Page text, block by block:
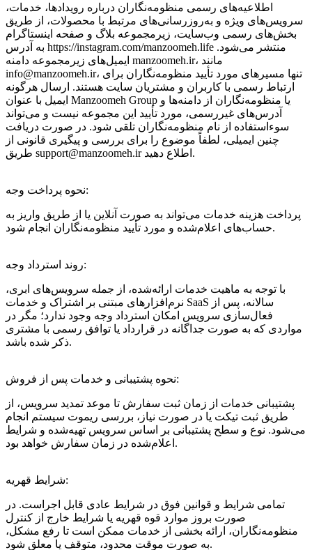
اطلاعیه‌های رسمی منظومه‌نگاران درباره رویدادها، خدمات،
سرویس‌های ویژه و به‌روزرسانی‌های مرتبط با محصولات، از طریق
بخش‌های رسمی وب‌سایت، زیرمجموعه بلاگ و صفحه اینستاگرام
به آدرس https://instagram.com/manzoomeh.life منتشر می‌شود.
ایمیل‌های زیرمجموعه دامنه manzoomeh.ir، مانند
info@manzoomeh.ir، تنها مسیرهای مورد تأیید منظومه‌نگاران برای
ارتباط رسمی با کاربران و مشتریان سایت هستند. ارسال هرگونه
ایمیل با عنوان Manzoomeh Group یا منظومه‌نگاران از دامنه‌ها و
آدرس‌های غیررسمی، مورد تأیید این مجموعه نیست و می‌تواند
سوءاستفاده از نام منظومه‌نگاران تلقی شود. در صورت دریافت
چنین ایمیلی، لطفاً موضوع را برای بررسی و پیگیری قانونی از
طریق support@manzoomeh.ir اطلاع دهید.
نحوه پرداخت وجه:
پرداخت هزینه خدمات می‌تواند به صورت آنلاین یا از طریق واریز به
حساب‌های اعلام‌شده و مورد تأیید منظومه‌نگاران انجام شود.
روند استرداد وجه:
با توجه به ماهیت خدمات ارائه‌شده، از جمله سرویس‌های ابری،
نرم‌افزارهای مبتنی بر اشتراک و خدمات SaaS سالانه، پس از
فعال‌سازی سرویس امکان استرداد وجه وجود ندارد؛ مگر در
مواردی که به صورت جداگانه در قرارداد یا توافق رسمی با مشتری
ذکر شده باشد.
نحوه پشتیبانی و خدمات پس از فروش:
پشتیبانی خدمات از زمان ثبت سفارش تا موعد تمدید سرویس، از
طریق ثبت تیکت یا در صورت نیاز، بررسی ریموت سیستم انجام
می‌شود. نوع و سطح پشتیبانی بر اساس سرویس تهیه‌شده و شرایط
اعلام‌شده در زمان سفارش خواهد بود.
شرایط قهریه:
تمامی شرایط و قوانین فوق در شرایط عادی قابل اجراست. در
صورت بروز موارد قوه قهریه یا شرایط خارج از کنترل
منظومه‌نگاران، ارائه بخشی از خدمات ممکن است تا رفع مشکل،
به صورت موقت محدود، متوقف یا معلق شود.